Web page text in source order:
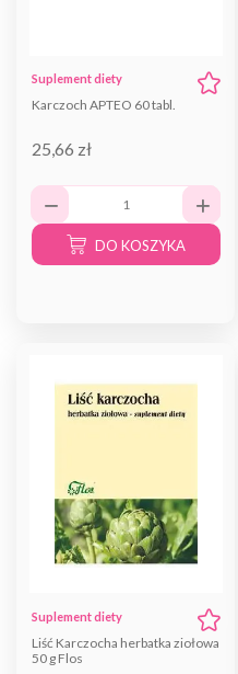
Suplement diety
Karczoch APTEO 60 tabl.
25,66 zł
DO KOSZYKA
Suplement diety
Liść Karczocha herbatka ziołowa
50 g Flos